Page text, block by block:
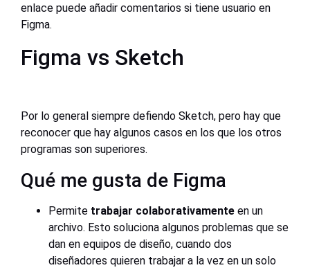
enlace puede añadir comentarios si tiene usuario en
Figma.
Figma vs Sketch
Por lo general siempre defiendo Sketch, pero hay que
reconocer que hay algunos casos en los que los otros
programas son superiores.
Qué me gusta de Figma
Permite trabajar colaborativamente en un
archivo. Esto soluciona algunos problemas que se
dan en equipos de diseño, cuando dos
diseñadores quieren trabajar a la vez en un solo